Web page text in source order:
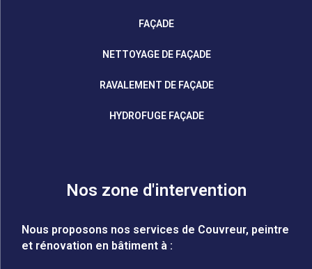
FAÇADE
NETTOYAGE DE FAÇADE
RAVALEMENT DE FAÇADE
HYDROFUGE FAÇADE
Nos zone d'intervention
Nous proposons nos services de Couvreur, peintre
et rénovation en bâtiment à :